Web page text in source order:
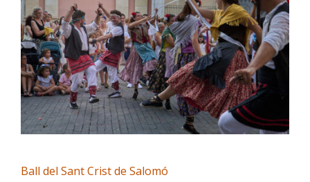
Ball del Sant Crist de Salomó